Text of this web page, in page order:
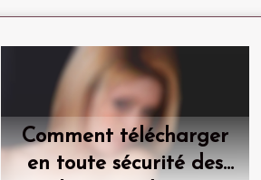
Comment télécharger
en toute sécurité des